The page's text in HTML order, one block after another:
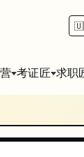
考证匠 求职
面试如何
备
播放视频